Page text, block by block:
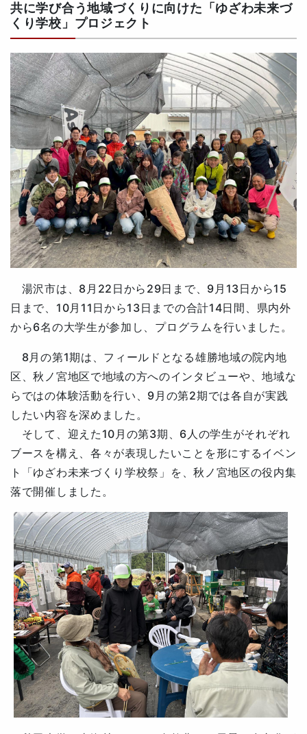
共に学び合う地域づくりに向けた「ゆざわ未来づ
くり学校」プロジェクト
湯沢市は、8月22日から29日まで、9月13日から15
日まで、10月11日から13日までの合計14日間、 県内外
から6名の大学生が参加し、 プログラムを行いました。
8月の第1期は、フィールドとなる雄勝地域の院内地
区、秋ノ宮地区で地域の方へのインタビューや、地域な
らではの体験活動を行い、9月の第2期では各自が実践
したい内容を深めました。
そして、迎えた10月の第3期
6人の学生がそれぞれ
ブースを構え、各々が表現したいことを形にするイベン
ト
「ゆざわ未来づくり学校祭」を、秋ノ宮地区の役内集
落で開催しました。